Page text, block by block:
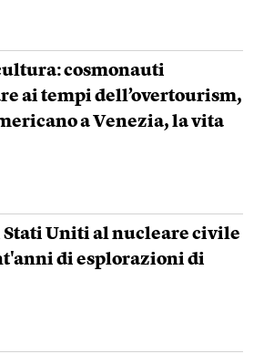
cosmonauti
ai tempi dell’overtourism,
a Venezia, la vita
Uniti al nucleare civile
di esplorazioni di